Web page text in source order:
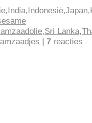
,India,Indonesië,Japan,
,Sri Lanka,
| 7 reacties